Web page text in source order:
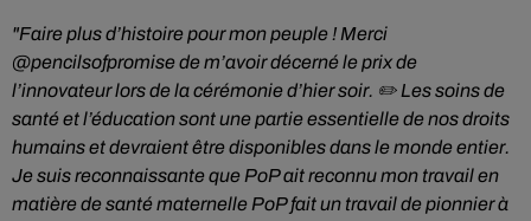
"Faire plus d’histoire pour mon peuple ! Merci
@pencilsofpromise de m’avoir décerné le prix de
l’innovateur lors de la cérémonie d’hier soir. ✏️ Les soins de
santé et l’éducation sont une partie essentielle de nos droits
humains et devraient être disponibles dans le monde entier.
Je suis reconnaissante que PoP ait reconnu mon travail en
matière de santé maternelle PoP fait un travail de pionnier à